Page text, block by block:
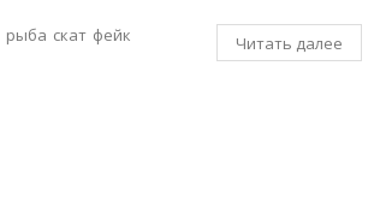
рыба скат фейк Читать далее